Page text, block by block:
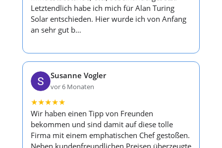
Letztendlich habe ich mich für Alan Turing
Solar entschieden. Hier wurde ich von Anfang
an sehr gut b…
Susanne Vogler
vor 6 Monaten
★★★★★
Wir haben einen Tipp von Freunden
bekommen und sind damit auf diese tolle
Firma mit einem emphatischen Chef gestoßen.